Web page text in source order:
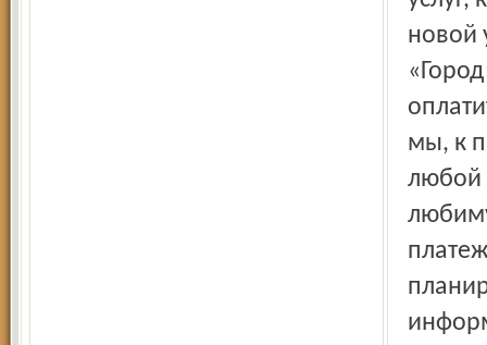
новой
мы, к
любой